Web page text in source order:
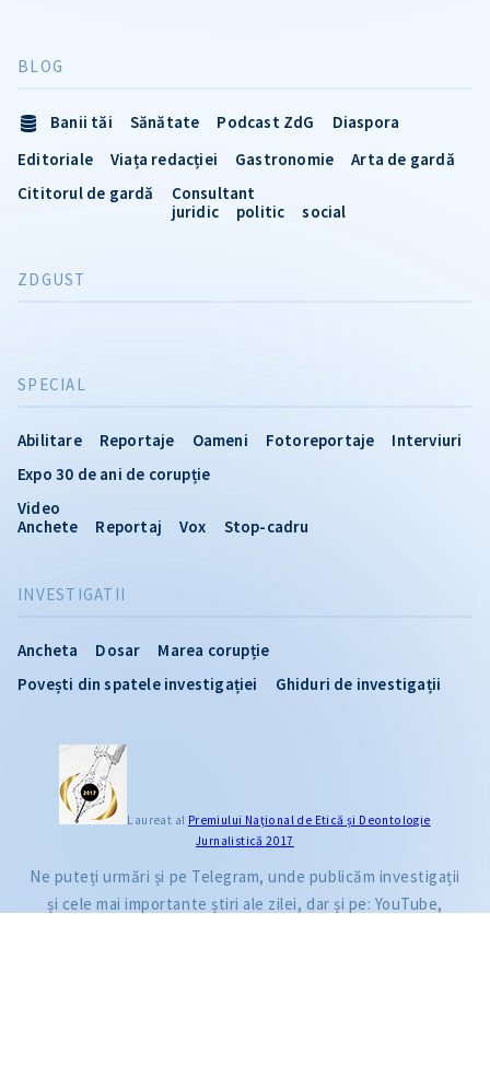
INVESTIGATII
Ancheta Dosar
Marea corupție
Povești din spatele investigației
Ghiduri de investigații
SPECIAL
Abilitare Reportaje Oameni Fotoreportaje
Interviuri
Expo 30 de ani de corupție
Video
Anchete
Reportaj Vox Stop-cadru
BLOG
Banii tăi Sănătate Podcast ZdG
Diaspora
Editoriale
Viața redacției Gastronomie
Arta de gardă
Cititorul de gardă
Consultant
juridic
politic social
ZDGUST
Laureat al Premiului Naţional de Etică și Deontologie
Jurnalistică 2017
Ne puteți urmări și pe Telegram, unde publicăm investigații
și cele mai importante știri ale zilei, dar și pe: YouTube,
CITEȘTE